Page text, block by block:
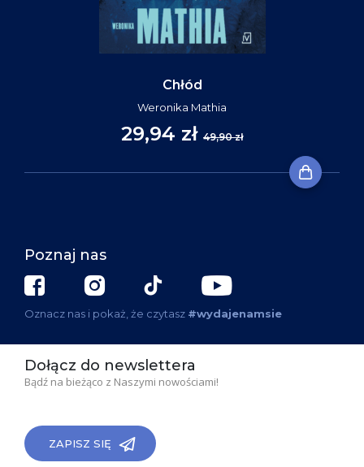
Chłód
Weronika Mathia
29,94 zł 49,90 zł
Poznaj nas
Oznacz nas i pokaż, że czytasz #wydajenamsie
Dołącz do newslettera
Bądź na bieżąco z Naszymi nowościami!
ZAPISZ SIĘ